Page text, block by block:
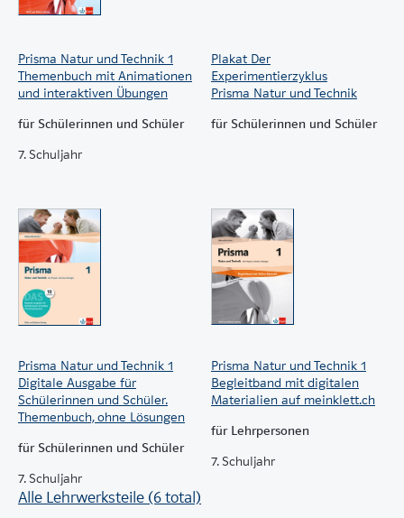
Prisma Natur und Technik 1
Themenbuch mit Animationen
und interaktiven Übungen
für Schülerinnen und Schüler
7. Schuljahr
Plakat Der
Experimentierzyklus
Prisma Natur und Technik
für Schülerinnen und Schüler
Prisma Natur und Technik 1
Digitale Ausgabe für
Schülerinnen und Schüler.
Themenbuch, ohne Lösungen
für Schülerinnen und Schüler
7. Schuljahr
Prisma Natur und Technik 1
Begleitband mit digitalen
Materialien auf meinklett.ch
für Lehrpersonen
7. Schuljahr
Alle Lehrwerksteile (6 total)